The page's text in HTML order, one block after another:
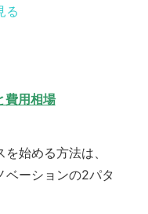
る
費用相場
始める方法は、
ベーションの2パタ